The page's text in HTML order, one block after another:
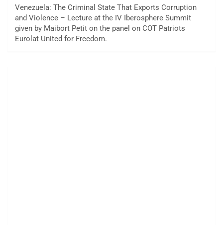
Venezuela: The Criminal State That Exports Corruption
and Violence – Lecture at the IV Iberosphere Summit
given by Maibort Petit on the panel on COT Patriots
Eurolat United for Freedom.